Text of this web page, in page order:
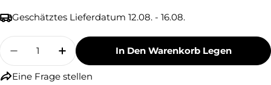
Geschätztes Lieferdatum 12.08. - 16.08.
Menge
Menge Für My Green Toner Toner-Kit
Menge Für My Green Toner Toner-
In Den Warenkorb Legen
Eine Frage stellen